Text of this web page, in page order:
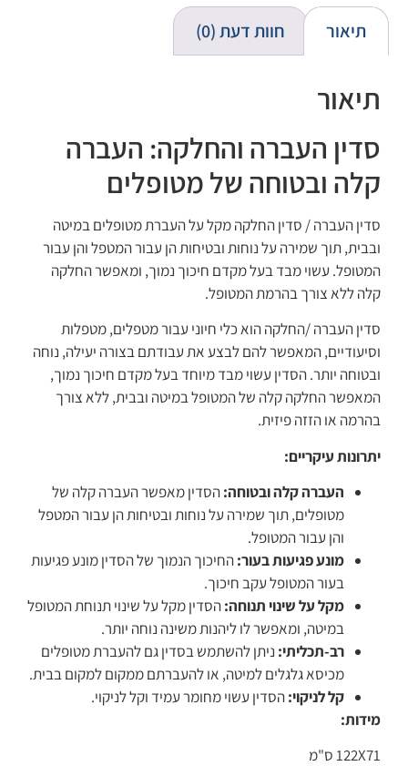
תיאור חוות דעת (0)
תיאור
סדין העברה והחלקה: העברה
קלה ובטוחה של מטופלים
סדין העברה / סדין החלקה מקל על העברת מטופלים במיטה
ובבית, תוך שמירה על נוחות ובטיחות הן עבור המטפל והן עבור
המטופל. עשוי מבד בעל מקדם חיכוך נמוך, ומאפשר החלקה
קלה ללא צורך בהרמת המטופל.
סדין העברה /החלקה הוא כלי חיוני עבור מטפלים, מטפלות
וסיעודיים, המאפשר להם לבצע את עבודתם בצורה יעילה, נוחה
ובטוחה יותר. הסדין עשוי מבד מיוחד בעל מקדם חיכוך נמוך,
המאפשר החלקה קלה של המטופל במיטה ובבית, ללא צורך
בהרמה או הזזה פיזית.
יתרונות עיקריים:
העברה קלה ובטוחה:הסדין מאפשר העברה קלה של
מטופלים, תוך שמירה על נוחות ובטיחות הן עבור המטפל
והן עבור המטופל.
מונע פגיעות בעור:החיכוך הנמוך של הסדין מונע פגיעות
בעור המטופל עקב חיכוך.
מקל על שינוי תנוחה:הסדין מקל על שינוי תנוחת המטופל
במיטה, ומאפשר לו ליהנות משינה נוחה יותר.
רב-תכליתי: ניתן להשתמש בסדין גם להעברת מטופלים
מכיסא גלגלים למיטה, או להעברתם ממקום למקום בבית.
קל לניקוי:הסדין עשוי מחומר עמיד וקל לניקוי.
מידות:
122X71 ס"מ